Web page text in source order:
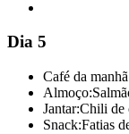
Dia 5
Café da
Almoço:
Jantar:Chili de
Snack:Fatias